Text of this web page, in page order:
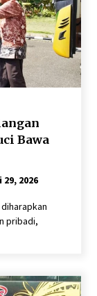
Bukti
Bawa
2026
pribadi,